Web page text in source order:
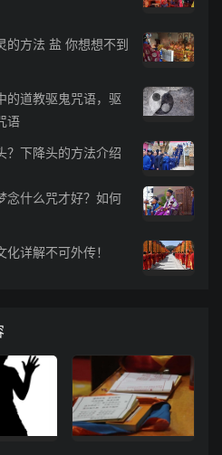
的方法 盐 你想想不到
的道教驱鬼咒语，驱
语
？下降头的方法介绍
念什么咒才好？如何
详解不可外传！